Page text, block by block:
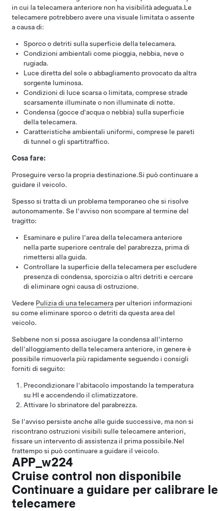
in cui la telecamera anteriore non ha visibilità adeguata.Le
telecamere potrebbero avere una visuale limitata o assente
a causa di:
Sporco o detriti sulla superficie della telecamera.
Condizioni ambientali come pioggia, nebbia, neve o
rugiada.
Luce diretta del sole o abbagliamento provocato da altra
sorgente luminosa.
Condizioni di luce scarsa o limitata, comprese strade
scarsamente illuminate o non illuminate di notte.
Condensa (gocce d'acqua o nebbia) sulla superficie
della telecamera.
Caratteristiche ambientali uniformi, comprese le pareti
di tunnel o gli spartitraffico.
Cosa fare:
Proseguire verso la propria destinazione.Si può continuare a
guidare il veicolo.
Spesso si tratta di un problema temporaneo che si risolve
autonomamente. Se l'avviso non scompare al termine del
tragitto:
Esaminare e pulire l'area della telecamera anteriore
nella parte superiore centrale del parabrezza, prima di
rimettersi alla guida.
Controllare la superficie della telecamera per escludere
presenza di condensa, sporcizia o altri detriti e cercare
di eliminare ogni causa di ostruzione.
Vedere Pulizia di una telecamera per ulteriori informazioni
su come eliminare sporco o detriti da questa area del
veicolo.
Sebbene non si possa asciugare la condensa all'interno
dell'alloggiamento della telecamera anteriore, in genere è
possibile rimuoverla più rapidamente seguendo i consigli
forniti di seguito:
Precondizionare l'abitacolo impostando la temperatura
su HI e accendendo il climatizzatore.
Attivare lo sbrinatore del parabrezza.
Se l'avviso persiste anche alle guide successive, ma non si
riscontrano ostruzioni visibili sulle telecamere anteriori,
fissare un intervento di assistenza il prima possibile.Nel
frattempo si può continuare a guidare il veicolo.
APP_w224
Cruise control non disponibile
Continuare a guidare per calibrare le
telecamere